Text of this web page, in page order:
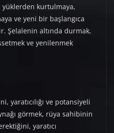
kurtulmaya,
ve yeni bir başlangıca
Şelalenin altında durmak,
ve yenilenmek
yaratıcılığı ve potansiyeli
görmek, rüya sahibinin
yaratıcı